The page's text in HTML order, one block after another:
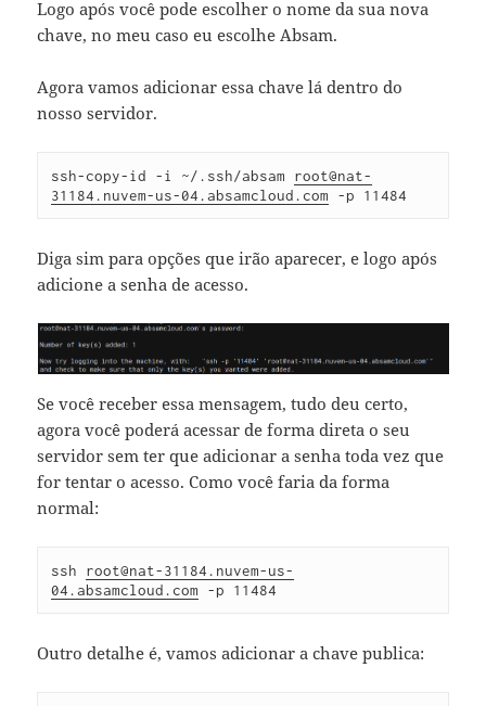
Logo após você pode escolher o nome da sua nova
chave, no meu caso eu escolhe Absam.
Agora vamos adicionar essa chave lá dentro do
nosso servidor.
ssh-copy-id -i ~/.ssh/absam root@nat-
31184.nuvem-us-04.absamcloud.com -p 11484
Diga sim para opções que irão aparecer, e logo após
adicione a senha de acesso.
Se você receber essa mensagem, tudo deu certo,
agora você poderá acessar de forma direta o seu
servidor sem ter que adicionar a senha toda vez que
for tentar o acesso. Como você faria da forma
normal:
ssh root@nat-31184.nuvem-us-
04.absamcloud.com -p 11484
Outro detalhe é, vamos adicionar a chave publica: